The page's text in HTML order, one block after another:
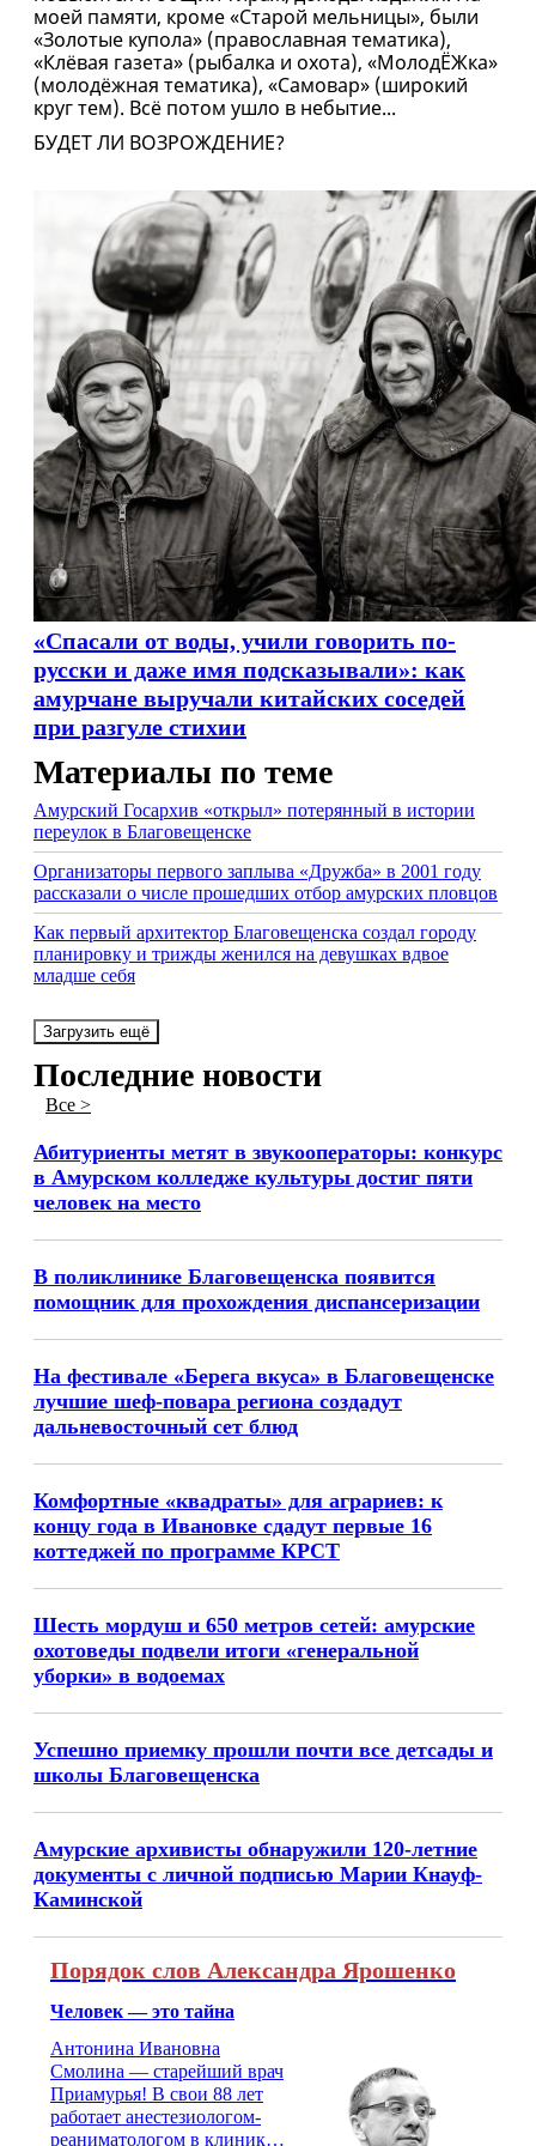
моей памяти, кроме «Старой мельницы», были
«Золотые купола» (православная тематика),
«Клёвая газета» (рыбалка и охота), «МолодЁЖка»
(молодёжная тематика), «Самовар» (широкий
круг тем). Всё потом ушло в небытие...
БУДЕТ ЛИ ВОЗРОЖДЕНИЕ?
«Спасали от воды, учили говорить по-
русски и даже имя подсказывали»: как
амурчане выручали китайских соседей
при разгуле стихии
Материалы по теме
Амурский Госархив «открыл» потерянный в истории
переулок в Благовещенске
Организаторы первого заплыва «Дружба» в 2001 году
рассказали о числе прошедших отбор амурских пловцов
Как первый архитектор Благовещенска создал городу
планировку и трижды женился на девушках вдвое
младше себя
Загрузить ещё
Последние новости
Все >
Абитуриенты метят в звукооператоры: конкурс
в Амурском колледже культуры достиг пяти
человек на место
В поликлинике Благовещенска появится
помощник для прохождения диспансеризации
На фестивале «Берега вкуса» в Благовещенске
лучшие шеф-повара региона создадут
дальневосточный сет блюд
Комфортные «квадраты» для аграриев: к
концу года в Ивановке сдадут первые 16
коттеджей по программе КРСТ
Шесть мордуш и 650 метров сетей: амурские
охотоведы подвели итоги «генеральной
уборки» в водоемах
Успешно приемку прошли почти все детсады и
школы Благовещенска
Амурские архивисты обнаружили 120-летние
документы с личной подписью Марии Кнауф-
Каминской
Порядок слов Александра Ярошенко
Человек — это тайна
Антонина Ивановна
Смолина — старейший врач
Приамурья! В свои 88 лет
работает анестезиологом-
реаниматологом в клинике